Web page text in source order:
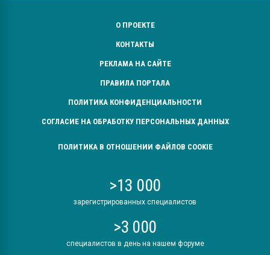
О ПРОЕКТЕ
КОНТАКТЫ
РЕКЛАМА НА САЙТЕ
ПРАВИЛА ПОРТАЛА
ПОЛИТИКА КОНФИДЕНЦИАЛЬНОСТИ
СОГЛАСИЕ НА ОБРАБОТКУ ПЕРСОНАЛЬНЫХ ДАННЫХ
ПОЛИТИКА В ОТНОШЕНИИ ФАЙЛОВ COOKIE
>13 000
зарегистрированных специалистов
>3 000
специалистов в день на нашем форуме